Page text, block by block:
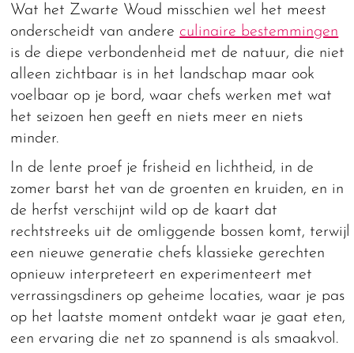
Wat het Zwarte Woud misschien wel het meest
onderscheidt van andere culinaire bestemmingen
is de diepe verbondenheid met de natuur, die niet
alleen zichtbaar is in het landschap maar ook
voelbaar op je bord, waar chefs werken met wat
het seizoen hen geeft en niets meer en niets
minder.
In de lente proef je frisheid en lichtheid, in de
zomer barst het van de groenten en kruiden, en in
de herfst verschijnt wild op de kaart dat
rechtstreeks uit de omliggende bossen komt, terwijl
een nieuwe generatie chefs klassieke gerechten
opnieuw interpreteert en experimenteert met
verrassingsdiners op geheime locaties, waar je pas
op het laatste moment ontdekt waar je gaat eten,
een ervaring die net zo spannend is als smaakvol.